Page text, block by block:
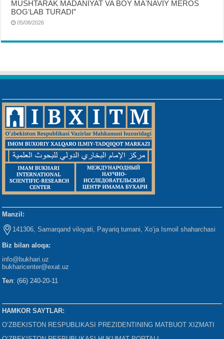
MUSHTARAK MADANIYAT VA BOY MAʼNAVIY MEROS
BOGʻLAB TURADI”
05/08/2026
Manzil:
141306, Samarqand viloyati, Payariq tumani, Xo‘ja Ismoil shaharchasi
Biz bilan aloqa:
info@bukhari.uz
bukharicenter@exat.uz
Тел: (66) 240-20-11
HAMKOR SAYTLAR:
O‘ZBEKISTON RESPUBLIKASI PREZIDENTINING MATBUOT XIZMATI